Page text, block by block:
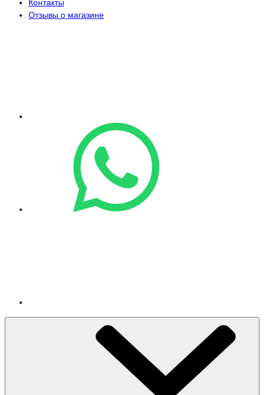
Контакты
Отзывы о магазине